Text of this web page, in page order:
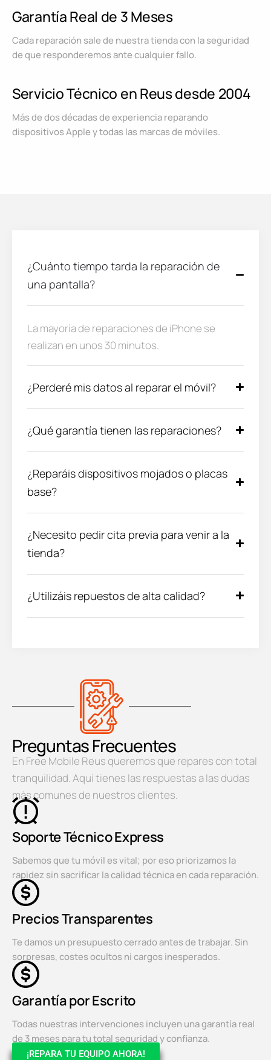
Garantía Real de 3 Meses
Cada reparación sale de nuestra tienda con la seguridad
de que responderemos ante cualquier fallo.
Servicio Técnico en Reus desde 2004
Más de dos décadas de experiencia reparando
dispositivos Apple y todas las marcas de móviles.
¿Cuánto tiempo tarda la reparación de
una pantalla?
La mayoría de reparaciones de iPhone se
realizan en unos 30 minutos.
¿Perderé mis datos al reparar el móvil?
¿Qué garantía tienen las reparaciones?
¿Reparáis dispositivos mojados o placas
base?
¿Necesito pedir cita previa para venir a la
tienda?
¿Utilizáis repuestos de alta calidad?
Preguntas Frecuentes
En Free Mobile Reus queremos que repares con total
tranquilidad. Aquí tienes las respuestas a las dudas
más comunes de nuestros clientes.
Soporte Técnico Express
Sabemos que tu móvil es vital; por eso priorizamos la
rapidez sin sacrificar la calidad técnica en cada reparación.
Precios Transparentes
Te damos un presupuesto cerrado antes de trabajar. Sin
sorpresas, costes ocultos ni cargos inesperados.
Garantía por Escrito
Todas nuestras intervenciones incluyen una garantía real
de 3 meses para tu total seguridad y confianza.
¡REPARA TU EQUIPO AHORA!